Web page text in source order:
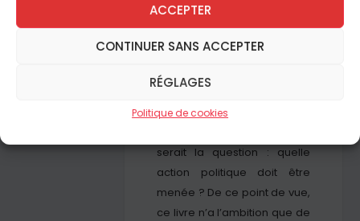
ACCEPTER
CONTINUER SANS ACCEPTER
RÉGLAGES
Politique de cookies
où il convient d’éviter
certains écueils qui ont tous
pour caractéristique
d’empêcher une véritable
action vraiment catholique
dans le vaste champ de la
serait la question : quelle
action politique doit être
menée ? De ce point de vue,
ce livre n’a l’ambition que de